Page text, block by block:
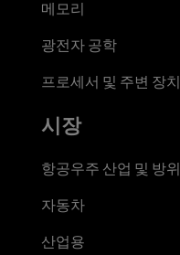
메모리
광전자 공학
프로세서 및 주변 장치
시장
항공우주 산업 및 방위
자동차
산업용